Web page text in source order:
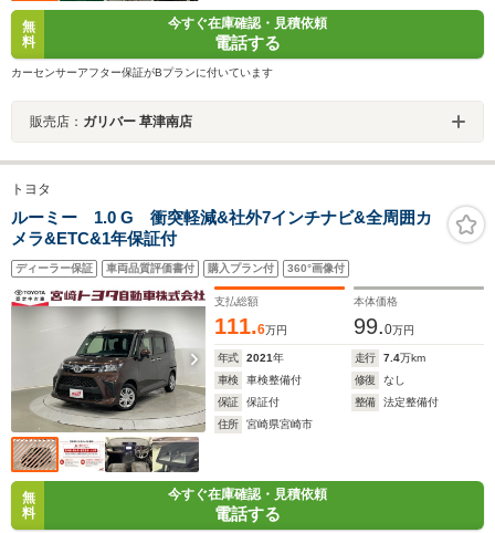
無
料
今すぐ在庫確認・見積依頼
電話する
カーセンサーアフター保証がBプランに付いています
販売店： ガリバー 草津南店
トヨタ
ルーミー 1.0 G 衝突軽減&社外7インチナビ&全周囲カ
メラ&ETC&1年保証付
ディーラー保証 車両品質評価書付 購入プラン付 360°画像付
支払総額
111.6万円
本体価格
99.0万円
年式 2021年 走行 7.4万km
車検
車検整備付 修復
なし
保証
保証付 整備
法定整備付
住所
宮崎県宮崎市
無
料
今すぐ在庫確認・見積依頼
電話する